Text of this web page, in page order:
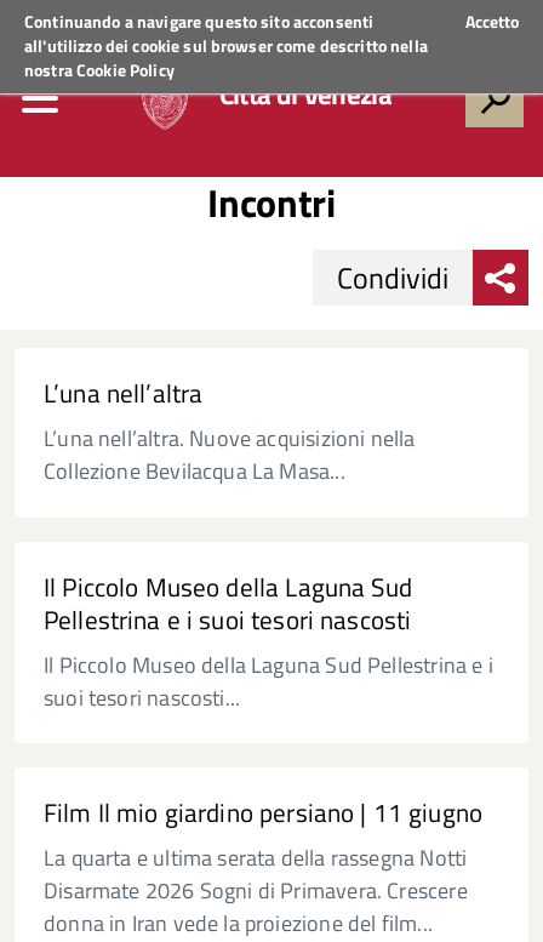
Continuando a navigare questo sito acconsenti
all'utilizzo dei cookie sul browser come descritto nella
nostraCookie Policy
Accetto
Regione VenetoACCEDI AI SERVIZI
Città di Venezia
Incontri
Condividi
L’una nell’altra
L’una nell’altra. Nuove acquisizioni nella
Collezione Bevilacqua La Masa...
Il Piccolo Museo della Laguna Sud
Pellestrina e i suoi tesori nascosti
Il Piccolo Museo della Laguna Sud Pellestrina e i
suoi tesori nascosti...
Film Il mio giardino persiano | 11 giugno
La quarta e ultima serata della rassegna Notti
Disarmate 2026 Sogni di Primavera. Crescere
donna in Iran vede la proiezione del film...